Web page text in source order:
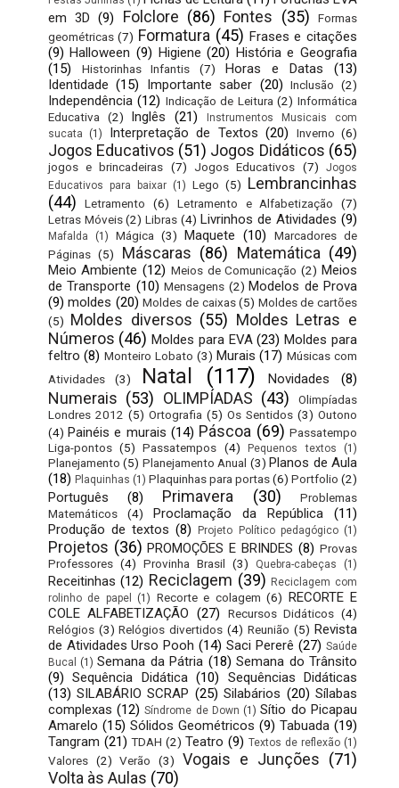
em 3D (9) Folclore (86) Fontes (35)
Formas
geométricas (7) Formatura (45) Frases e citações
(9) Halloween (9) Higiene (20) História e Geografia
(15)
Historinhas Infantis (7) Horas e Datas
(13)
Identidade (15) Importante saber (20) Inclusão (2)
Independência (12) Indicação de Leitura (2) Informática
Educativa
(2) Inglês (21)
Instrumentos Musicais com
sucata
(1) Interpretação de Textos (20) Inverno (6)
Jogos Educativos (51) Jogos Didáticos (65)
jogos e brincadeiras (7) Jogos Educativos (7)
Jogos
Educativos para baixar (1) Lego (5) Lembrancinhas
(44)
Letramento (6) Letramento e Alfabetização
(7)
Letras Móveis (2) Libras (4) Livrinhos de Atividades (9)
Mafalda (1) Mágica (3) Maquete (10)
Marcadores de
Páginas (5) Máscaras (86) Matemática (49)
Meio Ambiente (12) Meios de Comunicação (2) Meios
de Transporte (10) Mensagens (2) Modelos de Prova
(9) moldes (20) Moldes de caixas (5) Moldes de cartões
(5) Moldes diversos (55) Moldes Letras e
Números (46) Moldes para EVA (23) Moldes para
feltro (8) Monteiro Lobato (3) Murais (17) Músicas com
Atividades
(3) Natal (117) Novidades (8)
Numerais (53) OLIMPÍADAS (43)
Olimpíadas
Londres 2012 (5) Ortografia (5) Os Sentidos (3) Outono
(4) Painéis e murais (14) Páscoa (69) Passatempo
Liga-pontos (5) Passatempos (4) Pequenos textos (1)
Planejamento (5) Planejamento Anual (3) Planos de Aula
(18) Plaquinhas (1) Plaquinhas para portas(6) Portfolio (2)
Português (8) Primavera (30)
Problemas
Matemáticos
(4) Proclamação da República
(11)
Produção de textos (8) Projeto Político pedagógico (1)
Projetos (36) PROMOÇÕES E BRINDES (8) Provas
Professores (4) Provinha Brasil (3) Quebra-cabeças (1)
Receitinhas (12) Reciclagem (39) Reciclagem com
rolinho de papel
(1) Recorte e colagem (6) RECORTE E
COLE ALFABETIZAÇÃO (27) Recursos Didáticos (4)
Relógios (3) Relógios divertidos (4) Reunião (5) Revista
de Atividades Urso Pooh (14) Saci Pererê (27) Saúde
Bucal
(1) Semana da Pátria (18) Semana do Trânsito
(9) Sequência Didática (10)
Sequências Didáticas
(13) SILABÁRIO SCRAP (25) Silabários (20) Sílabas
complexas (12) Síndrome de Down (1) Sítio do Picapau
Amarelo (15) Sólidos Geométricos (9) Tabuada (19)
Tangram (21) TDAH (2) Teatro (9) Textos de reflexão (1)
Valores (2) Verão (3) Vogais e Junções (71)
Volta às Aulas (70)